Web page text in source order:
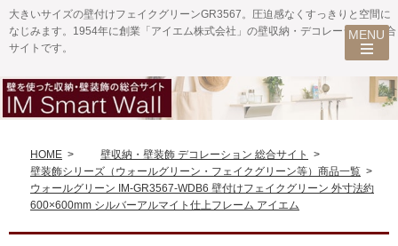
大きいサイズの壁付けフェイクグリーンGR3567。圧迫感なくすっきりと空間に
なじみます。1954年に創業「アイエム株式会社」の壁収納・デコレーション総合
サイトです。
HOME > 壁収納・壁装飾 デコレーション 総合サイト
>
壁装飾シリーズ（ウォールグリーン・フェイクグリーン等）商品一覧 >
ウォールグリーン IM-GR3567-WDB6 壁付けフェイクグリーン 外寸法約
600×600mm シルバーアルマイト仕上フレーム アイエム